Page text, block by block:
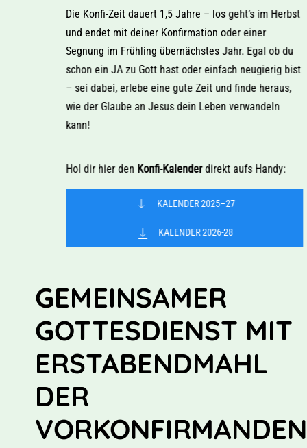
Die Konfi-Zeit dauert 1,5 Jahre – los geht’s im Herbst
und endet mit deiner Konfirmation oder einer
Segnung im Frühling übernächstes Jahr. Egal ob du
schon ein JA zu Gott hast oder einfach neugierig bist
– sei dabei, erlebe eine gute Zeit und finde heraus,
wie der Glaube an Jesus dein Leben verwandeln
Hol dir hier denKonfi-Kalenderdirekt aufs Handy:
KALENDER 2025–27
KALENDER 2026-28
GEMEINSAMER
GOTTESDIENST MIT
ERSTABENDMAHL
DER
VORKONFIRMANDEN